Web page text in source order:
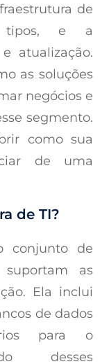
de
tipos, e a
atualização.
as soluções
negócios e
segmento.
como sua
de uma
de TI?
conjunto de
suportam as
Ela inclui
de dados
para o
desses